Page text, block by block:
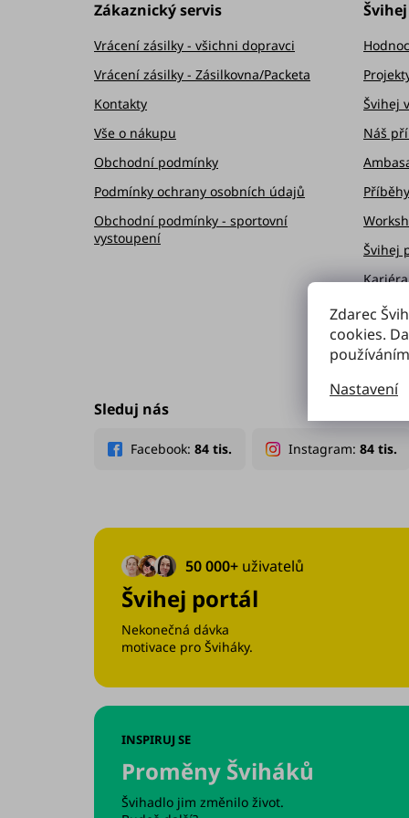
Zdarec
cookies.
Nastavení
Zákaznický servis
Vrácení zásilky - všichni dopravci
Vrácení zásilky - Zásilkovna/Packeta
Kontakty
Vše o nákupu
Obchodní podmínky
Podmínky ochrany osobních údajů
Obchodní podmínky - sportovní
vystoupení
Švihej
Náš
Švihej
Sleduj nás
50 000+ uživatelů
Švihej portál
Nekonečná dávka
motivace pro Šviháky.
INSPIRUJ SE
Proměny Šviháků
Švihadlo jim změnilo život.